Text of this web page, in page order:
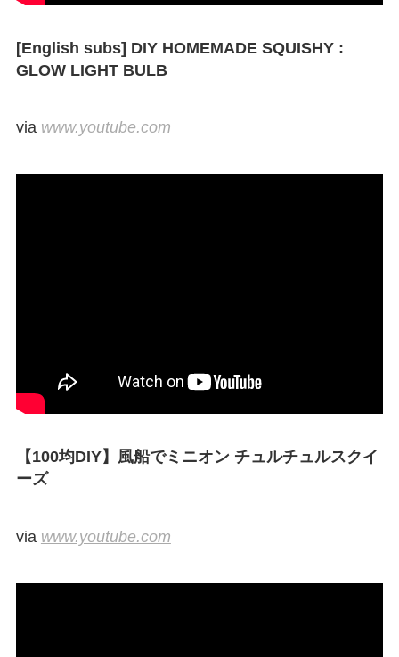
[English subs] DIY HOMEMADE SQUISHY :
GLOW LIGHT BULB
via www.youtube.com
【100均DIY】風船でミニオン チュルチュルスクイ
ーズ
via www.youtube.com